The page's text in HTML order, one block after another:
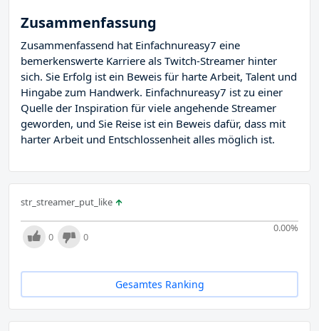
Zusammenfassung
Zusammenfassend hat Einfachnureasy7 eine
bemerkenswerte Karriere als Twitch-Streamer hinter
sich. Sie Erfolg ist ein Beweis für harte Arbeit, Talent und
Hingabe zum Handwerk. Einfachnureasy7 ist zu einer
Quelle der Inspiration für viele angehende Streamer
geworden, und Sie Reise ist ein Beweis dafür, dass mit
harter Arbeit und Entschlossenheit alles möglich ist.
str_streamer_put_like
0.00%
0 0
Gesamtes Ranking